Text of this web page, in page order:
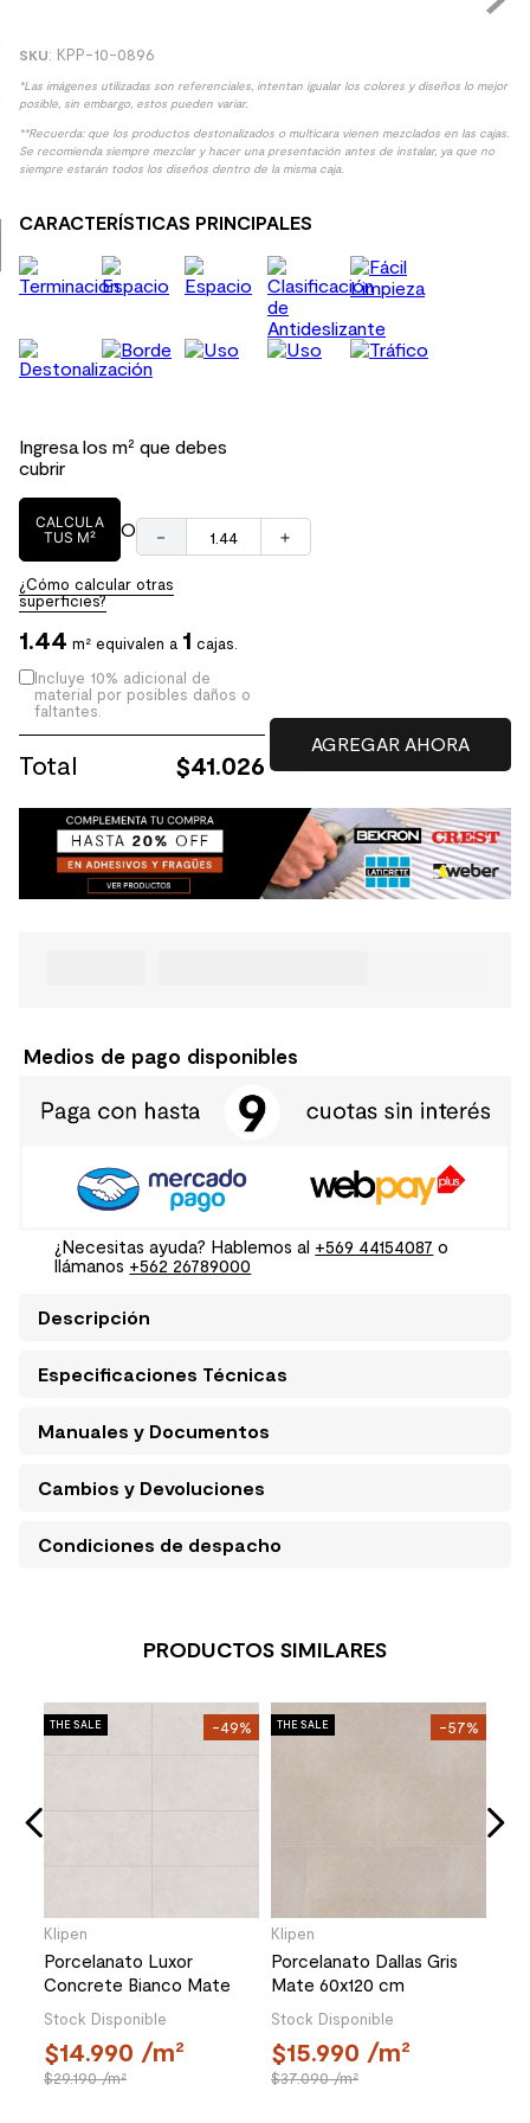
: KPP-10-0896
*Las imágenes utilizadas son referenciales, intentan igualar los colores y diseños lo mejor
posible, sin embargo, estos pueden variar.
**Recuerda: que los productos destonalizados o multicara vienen mezclados en las cajas.
Se recomienda siempre mezclar y hacer una presentación antes de instalar, ya que no
siempre estarán todos los diseños dentro de la misma caja.
CARACTERÍSTICAS PRINCIPALES
Ingresa los m² que debes
cubrir
CALCULA
TUS M²
O ＋
－
¿Cómo calcular otras
superficies?
1.44 m² equivalen a 1 cajas.
Incluye 10% adicional de
material por posibles daños o
faltantes.
Total $41.026
Medios de pago disponibles
¿Necesitas ayuda? Hablemos al +569 44154087 o
llámanos +562 26789000
Descripción
Especificaciones Técnicas
Manuales y Documentos
Cambios y Devoluciones
Condiciones de despacho
PRODUCTOS SIMILARES
THE SALE -49%
Klipen
Porcelanato Luxor
Concrete Bianco Mate
60x120 cm
Stock Disponible
14.990 /m²
29.190/m²
THE SALE -57%
Klipen
Porcelanato Dallas Gris
Mate 60x120 cm
Stock Disponible
15.990 /m²
37.090/m²